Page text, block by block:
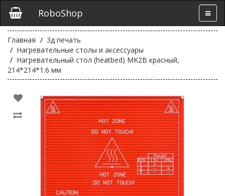
RoboShop
Главная
3д печать
Нагревательные столы и аксессуары
Нагревательный стол (heatbed) MK2B красный,
214*214*1.6 мм